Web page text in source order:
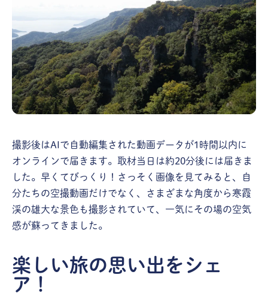
撮影後はAIで自動編集された動画データが1時間以内に
オンラインで届きます。取材当日は約20分後には届きま
した。早くてびっくり！さっそく画像を見てみると、自
分たちの空撮動画だけでなく、さまざまな角度から寒霞
渓の雄大な景色も撮影されていて、一気にその場の空気
感が蘇ってきました。
楽しい旅の思い出をシェ
ア！